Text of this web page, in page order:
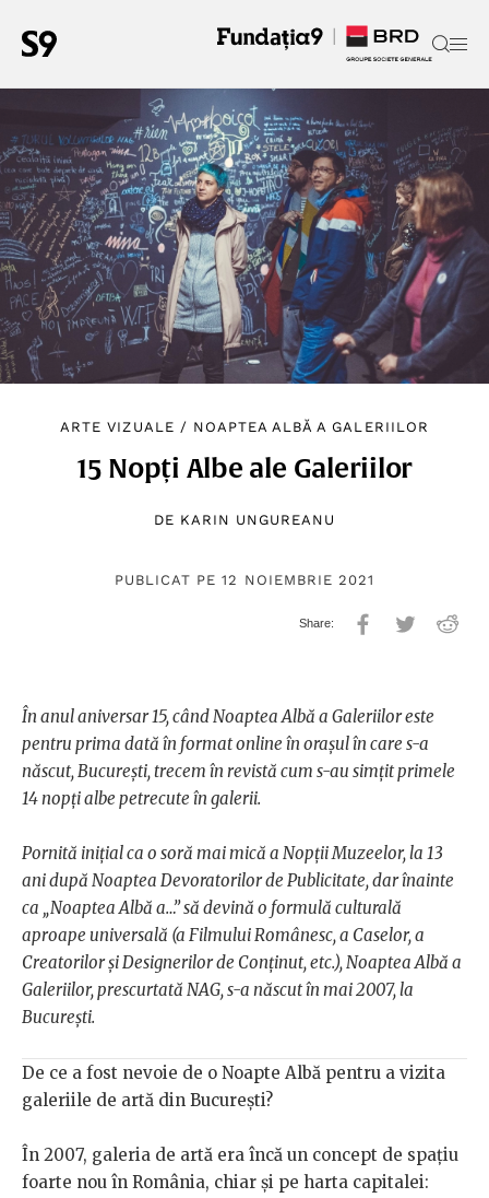
ARTE VIZUALE / NOAPTEA ALBĂ A GALERIILOR
15 Nopți Albe ale Galeriilor
DE KARIN UNGUREANU
PUBLICAT PE 12 NOIEMBRIE 2021
În anul aniversar 15, când Noaptea Albă a Galeriilor este
pentru prima dată în format online în orașul în care s-a
născut, București, trecem în revistă cum s-au simțit primele
14 nopți albe petrecute în galerii.
Pornită inițial ca o soră mai mică a Nopții Muzeelor, la 13
ani după Noaptea Devoratorilor de Publicitate, dar înainte
ca „Noaptea Albă a…” să devină o formulă culturală
aproape universală (a Filmului Românesc, a Caselor, a
Creatorilor și Designerilor de Conținut, etc.), Noaptea Albă a
Galeriilor, prescurtată NAG, s-a născut în mai 2007, la
București.
De ce a fost nevoie de o Noapte Albă pentru a vizita
galeriile de artă din București?
În 2007, galeria de artă era încă un concept de spațiu
foarte nou în România, chiar și pe harta capitalei: